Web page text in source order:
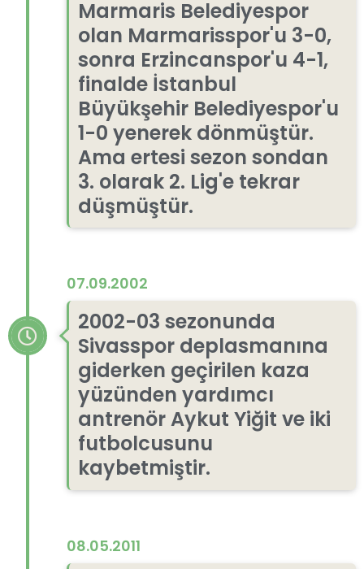
Marmaris Belediyespor
olan Marmarisspor'u 3-0,
sonra Erzincanspor'u 4-1,
finalde İstanbul
Büyükşehir Belediyespor'u
1-0 yenerek dönmüştür.
Ama ertesi sezon sondan
3. olarak 2. Lig'e tekrar
düşmüştür.
07.09.2002
2002-03 sezonunda
Sivasspor deplasmanına
giderken geçirilen kaza
yüzünden yardımcı
antrenör Aykut Yiğit ve iki
futbolcusunu
kaybetmiştir.
08.05.2011